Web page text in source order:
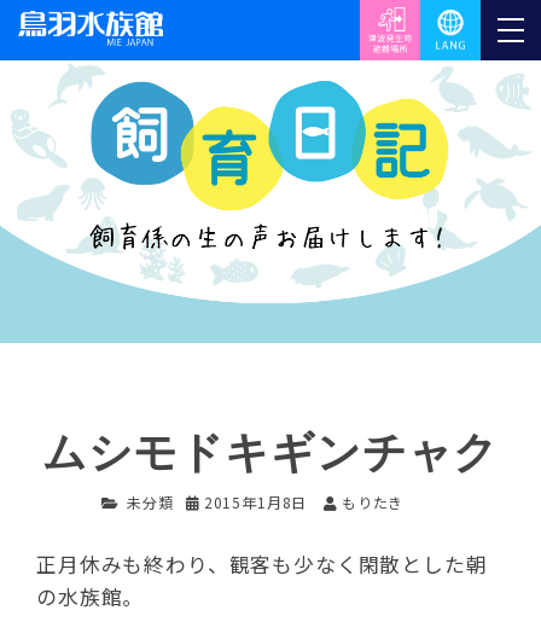
ムシモドキギンチャク
未分類 2015年1月8日 もりたき
正月休みも終わり、観客も少なく閑散とした朝
の水族館。